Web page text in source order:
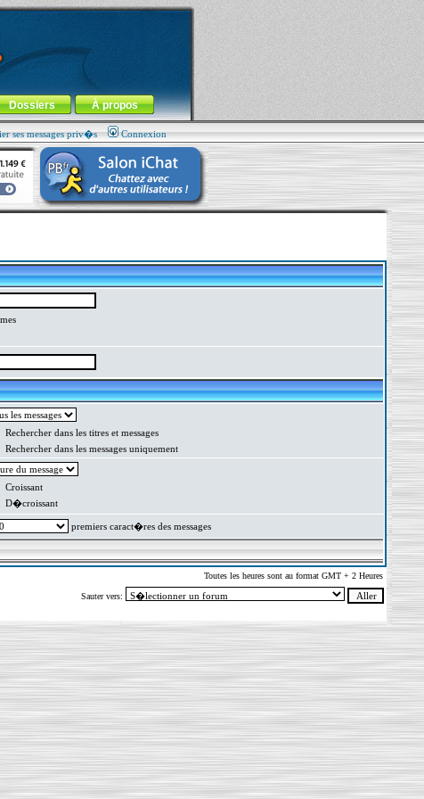
Dossiers À propos
ses messages priv�s Connexion
Rechercher dans les titres et messages
Rechercher dans les messages uniquement
Croissant
D�croissant
premiers caract�res des messages
Toutes les heures sont au format GMT + 2 Heures
Sauter vers: